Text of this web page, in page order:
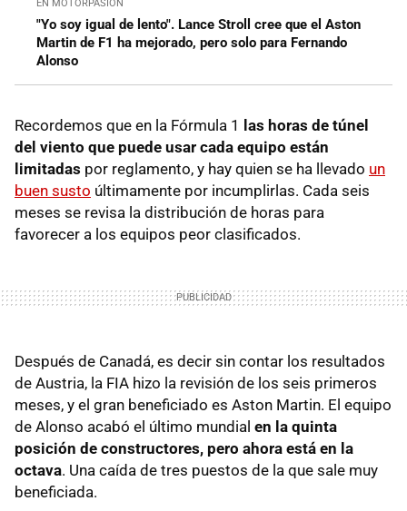
EN MOTORPASIÓN
"Yo soy igual de lento". Lance Stroll cree que el Aston
Martin de F1 ha mejorado, pero solo para Fernando
Alonso
Recordemos que en la Fórmula 1 las horas de túnel
del viento que puede usar cada equipo están
limitadas por reglamento, y hay quien se ha llevado un
buen susto últimamente por incumplirlas. Cada seis
meses se revisa la distribución de horas para
favorecer a los equipos peor clasificados.
Después de Canadá, es decir sin contar los resultados
de Austria, la FIA hizo la revisión de los seis primeros
meses, y el gran beneficiado es Aston Martin. El equipo
de Alonso acabó el último mundial en la quinta
posición de constructores, pero ahora está en la
octava. Una caída de tres puestos de la que sale muy
beneficiada.